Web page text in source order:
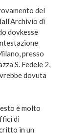
del
di
dovkesse
presso
S. Fedele 2,
dovuta
è molto
di
in un